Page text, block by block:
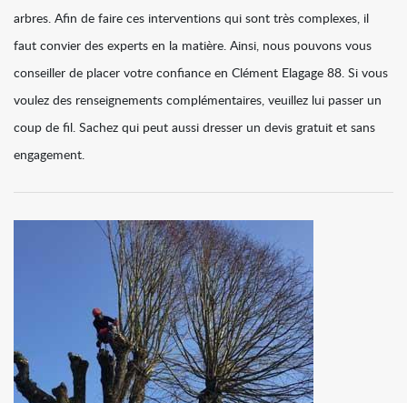
arbres. Afin de faire ces interventions qui sont très complexes, il
faut convier des experts en la matière. Ainsi, nous pouvons vous
conseiller de placer votre confiance en Clément Elagage 88. Si vous
voulez des renseignements complémentaires, veuillez lui passer un
coup de fil. Sachez qui peut aussi dresser un devis gratuit et sans
engagement.